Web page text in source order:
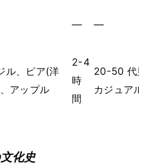
— —
ル、ピア(洋
アップル
2-4
時
間
20-50 代男
カジュアル
化史